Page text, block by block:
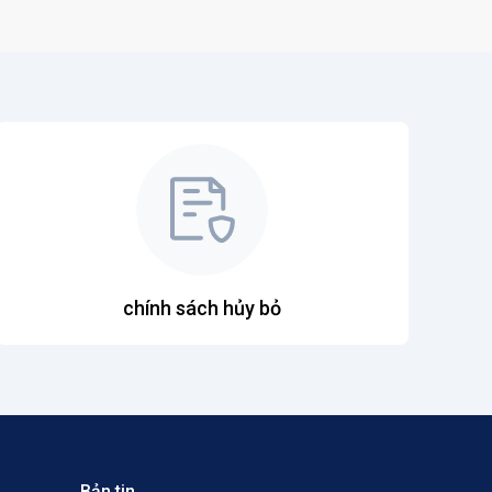
chính sách hủy bỏ